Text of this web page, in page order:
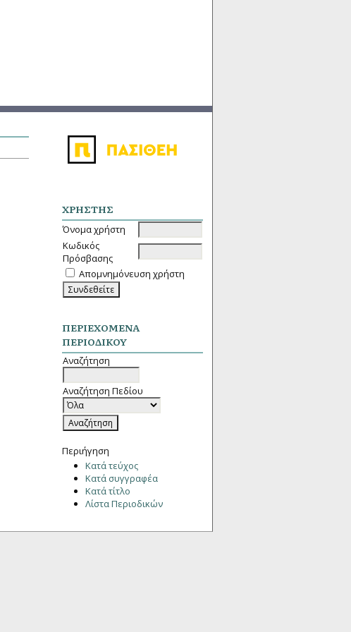
ΧΡΉΣΤΗΣ
Όνομα χρήστη
Κωδικός
Πρόσβασης
Απομνημόνευση χρήστη
ΠΕΡΙΕΧΌΜΕΝΑ
ΠΕΡΙΟΔΙΚΟΎ
Αναζήτηση
Αναζήτηση Πεδίου
Περιήγηση
Κατά τεύχος
Κατά συγγραφέα
Κατά τίτλο
Λίστα Περιοδικών